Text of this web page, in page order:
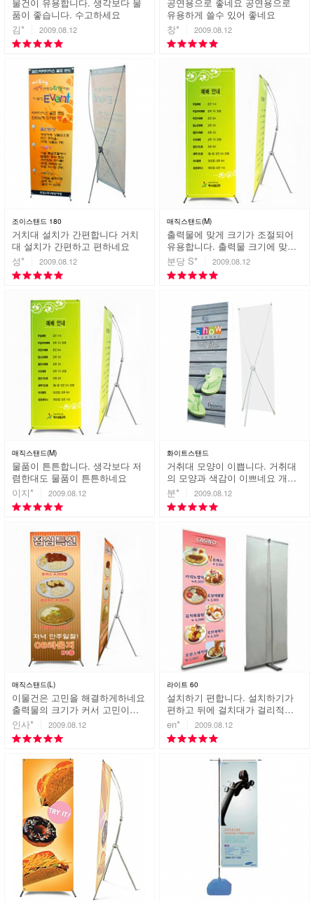
품이 좋습니다. 수고하세요
김*
2009.08.12
유용하게 쓸수 있어 좋네요
창*
2009.08.12
조이스탠드 180
거치대 설치가 간편합니다 거치
대 설치가 간편하고 편하네요
성*
2009.08.12
매직스탠드(M)
출력물에 맞게 크기가 조절되어
유용합니다. 출력물 크기에 맞는
배너 찾기가 힘들었는데 출력물
에 맞게 크기를 조절할수있어 유
용하게 사용하고있습니다.
분당 S* 2009.08.12
매직스탠드(M)
물품이 튼튼합니다. 생각보다 저
렴한대도 물품이 튼튼하네요
이지*
2009.08.12
화이트스탠드
거취대 모양이 이쁩니다. 거취대
의 모양과 색감이 이쁘네요 개인
적으로 맘에 듭니다.
분* 2009.08.12
매직스탠드(L)
이물건은 고민을 해결하게하네요
출력물의 크기가 커서 고민이었
는데.. 이제품은 고민을 해결하게
하네요 수고하세요
인사* 2009.08.12
라이트 60
설치하기 편합니다. 설치하기가
편하고 뒤에 걸치대가 걸리적거
리지 않아 좋습니다.
en* 2009.08.12